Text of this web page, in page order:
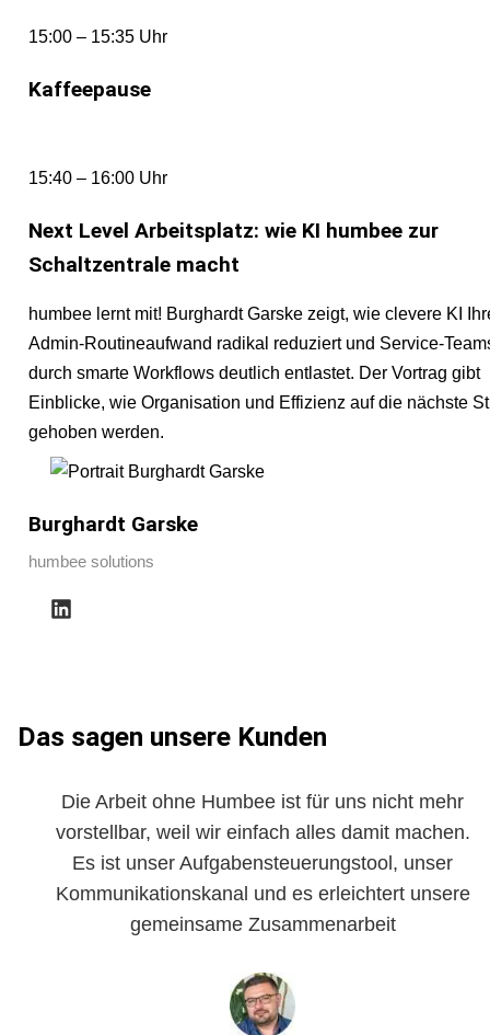
15:00 – 15:35 Uhr
Kaffeepause
15:40 – 16:00 Uhr
Next Level Arbeitsplatz: wie KI humbee zur
Schaltzentrale macht
humbee lernt mit! Burghardt Garske zeigt, wie clevere KI
Admin-Routineaufwand radikal reduziert und Service-
durch smarte Workflows deutlich entlastet. Der Vortrag gibt
Einblicke, wie Organisation und Effizienz auf die nächste
gehoben werden.
Burghardt Garske
humbee solutions
Das sagen unsere Kunden
Die Arbeit ohne Humbee ist für uns nicht mehr
vorstellbar, weil wir einfach alles damit machen.
Es ist unser Aufgabensteuerungstool, unser
Kommunikationskanal und es erleichtert unsere
gemeinsame Zusammenarbeit